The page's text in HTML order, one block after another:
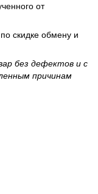
от
скидке обмену и
без дефектов и с
причинам